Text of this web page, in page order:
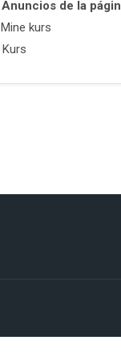
Anuncios de la
Mine kurs
Kurs